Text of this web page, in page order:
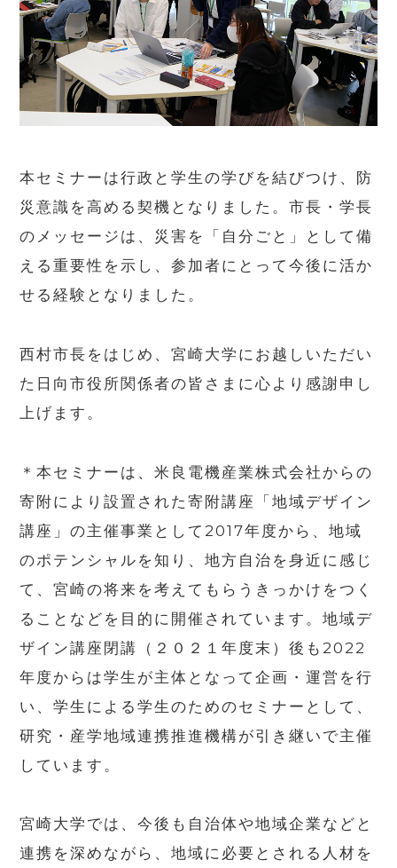
本セミナーは行政と学生の学びを結びつけ、防
災意識を高める契機となりました。市長・学長
のメッセージは、災害を「自分ごと」として備
える重要性を示し、参加者にとって今後に活か
せる経験となりました。
西村市長をはじめ、宮崎大学にお越しいただい
た日向市役所関係者の皆さまに心より感謝申し
上げます。
＊本セミナーは、米良電機産業株式会社からの
寄附により設置された寄附講座「地域デザイン
講座」の主催事業として2017年度から、地域
のポテンシャルを知り、地方自治を身近に感じ
て、宮崎の将来を考えてもらうきっかけをつく
ることなどを目的に開催されています。地域デ
ザイン講座閉講（２０２１年度末）後も2022
年度からは学生が主体となって企画・運営を行
い、学生による学生のためのセミナーとして、
研究・産学地域連携推進機構が引き継いで主催
しています。
宮崎大学では、今後も自治体や地域企業などと
連携を深めながら、地域に必要とされる人材を